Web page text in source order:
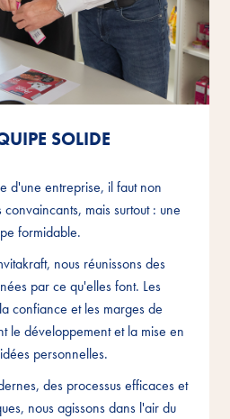
SOLIDE
d'une entreprise, il faut non
mais surtout : une
formidable.
nous réunissons des
par ce qu'elles font. Les
confiance et les marges de
le développement et la mise en
personnelles.
des processus efficaces et
nous agissons dans l'air du
SOLIDE
d'une entreprise, il faut non
mais surtout : une
formidable.
nous réunissons des
par ce qu'elles font. Les
confiance et les marges de
le développement et la mise en
personnelles.
des processus efficaces et
nous agissons dans l'air du
SOLIDE
d'une entreprise, il faut non
mais surtout : une
formidable.
nous réunissons des
par ce qu'elles font. Les
confiance et les marges de
le développement et la mise en
personnelles.
des processus efficaces et
nous agissons dans l'air du